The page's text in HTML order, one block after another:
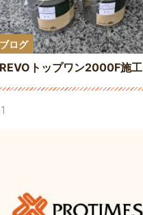
ログ
トップワン2000F施工